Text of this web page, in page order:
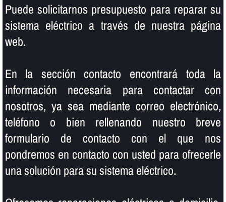
Puede solicitarnos presupuesto para reparar su
sistema eléctrico a través de nuestra página
web.
En la sección contacto encontrará toda la
información necesaria para contactar con
nosotros, ya sea mediante correo electrónico,
teléfono o bien rellenando nuestro breve
formulario de contacto con el que nos
pondremos en contacto con usted para ofrecerle
una solución para su sistema eléctrico.